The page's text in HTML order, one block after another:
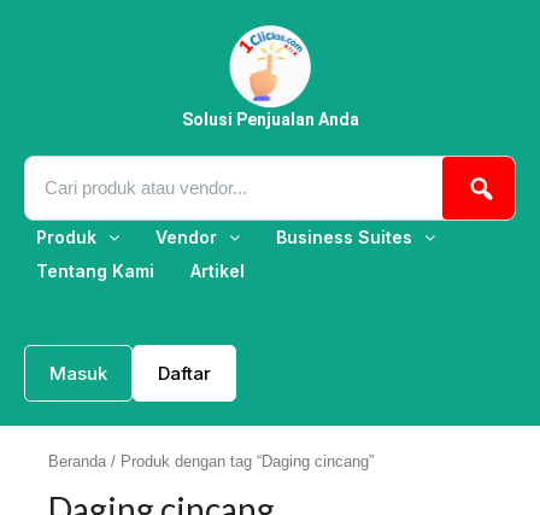
Solusi Penjualan Anda
Produk Vendor
Business Suites
Tentang Kami
Artikel
Masuk Daftar
Beranda / Produk dengan tag “Daging cincang”